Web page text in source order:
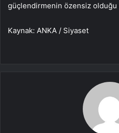
güçlendirmenin özensiz olduğu
Kaynak: ANKA / Siyaset